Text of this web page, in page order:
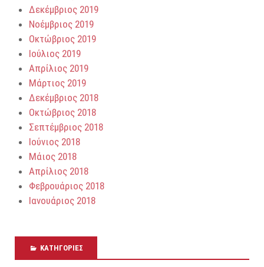
Δεκέμβριος 2019
Νοέμβριος 2019
Οκτώβριος 2019
Ιούλιος 2019
Απρίλιος 2019
Μάρτιος 2019
Δεκέμβριος 2018
Οκτώβριος 2018
Σεπτέμβριος 2018
Ιούνιος 2018
Μάιος 2018
Απρίλιος 2018
Φεβρουάριος 2018
Ιανουάριος 2018
KΑΤΗΓΟΡΊΕΣ